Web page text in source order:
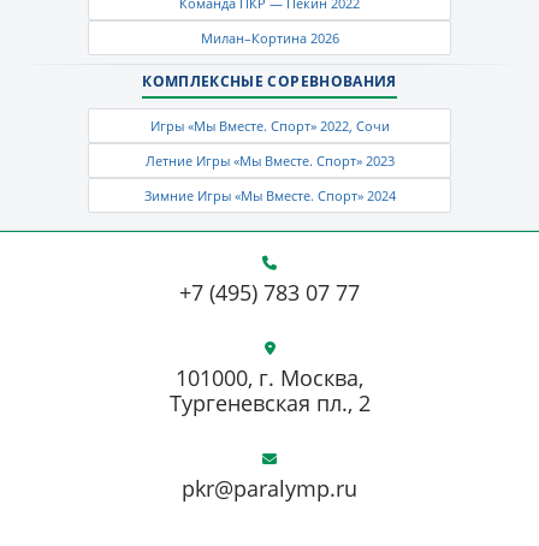
Милан–Кортина 2026
КОМПЛЕКСНЫЕ СОРЕВНОВАНИЯ
Игры «Мы Вместе. Спорт» 2022, Сочи
Летние Игры «Мы Вместе. Спорт» 2023
Зимние Игры «Мы Вместе. Спорт» 2024
+7 (495) 783 07 77
pkr@paralymp.ru
101000, г. Москва,
Тургеневская пл., 2